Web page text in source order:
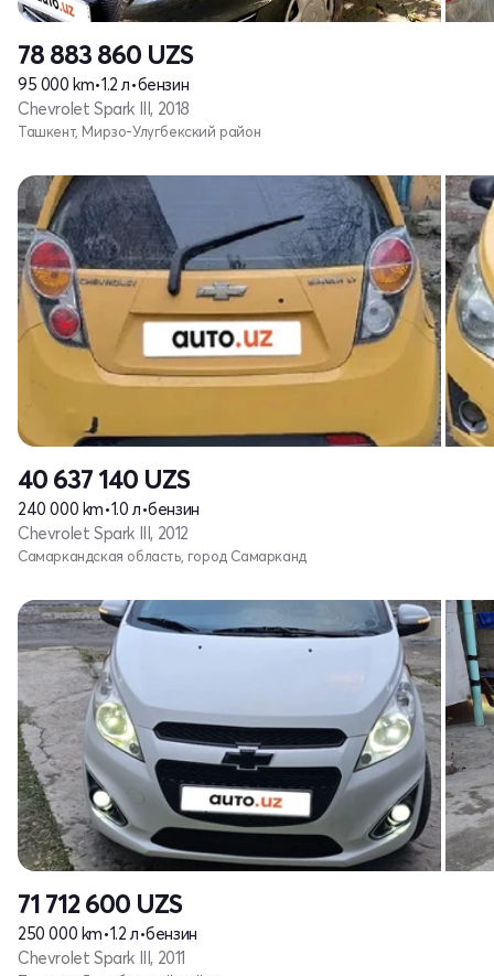
78 883 860 UZS
95 000 km•1.2 л•бензин
Chevrolet Spark III, 2018
Ташкент, Мирзо-Улугбекский район
40 637 140 UZS
240 000 km•1.0 л•бензин
Chevrolet Spark III, 2012
Самаркандская область, город Самарканд
71 712 600 UZS
250 000 km•1.2 л•бензин
Chevrolet Spark III, 2011